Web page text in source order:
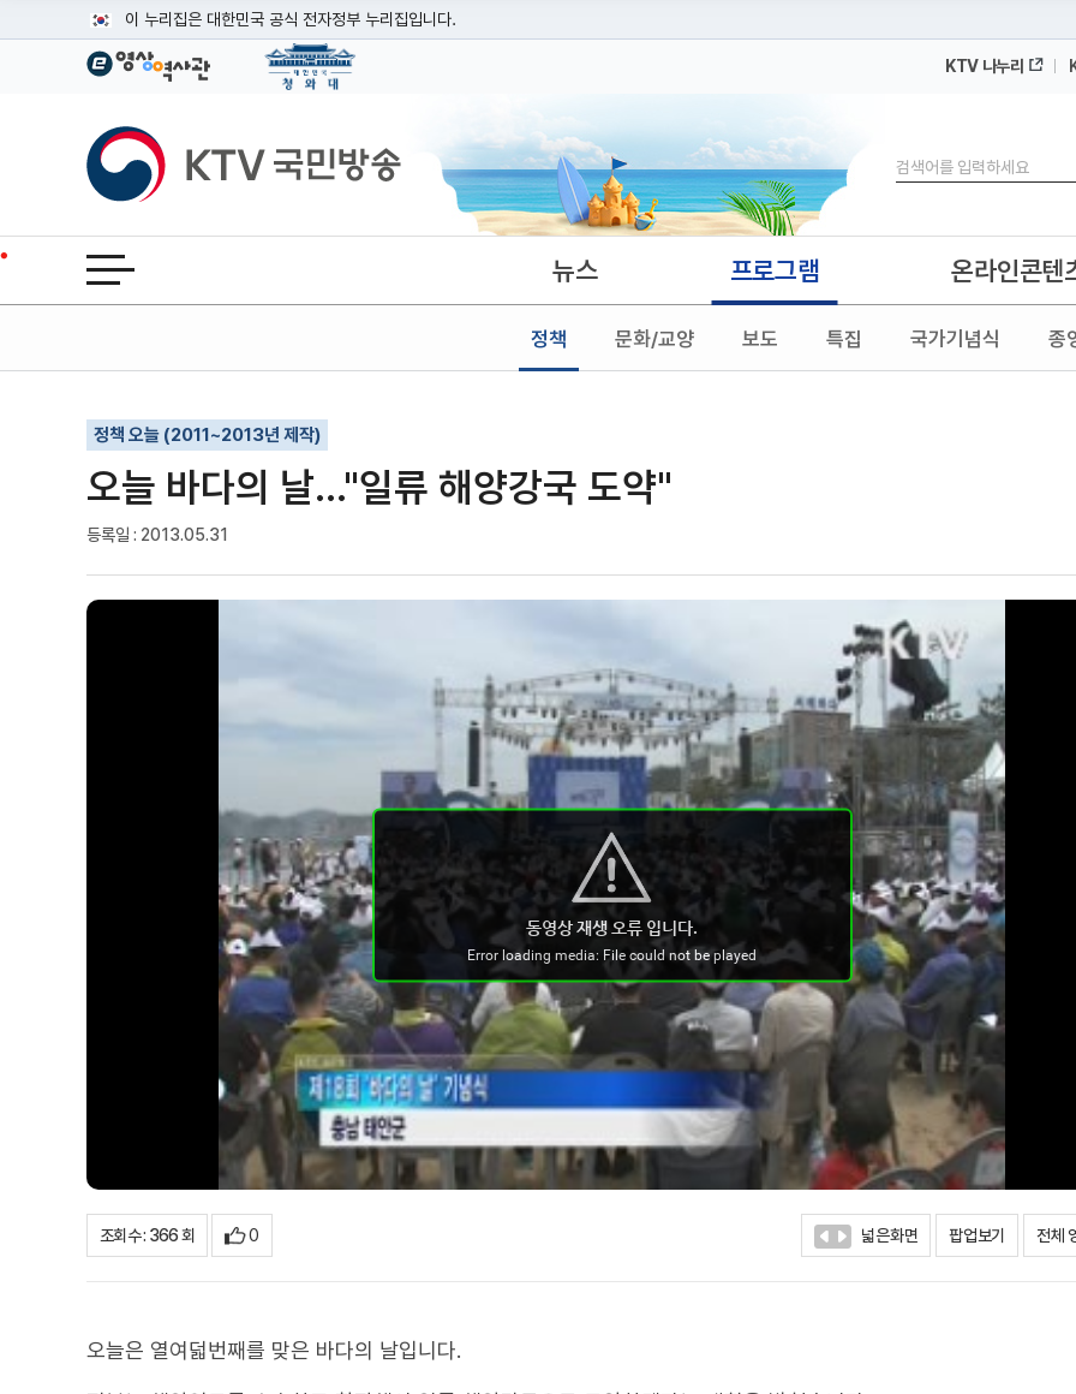
이 누리집은 대한민국 공식 전자정부 누리집입니다.
공식 누리집 주소 확인하기
이밖에 or.kr 또는 .kr등 다른 도메인 주소를 사용하고 있다면 아래 URL에서 도메인 주소를 확인해 보세요
운영중인 공식 누리집보기
KTV 나누리
KTV국민방송
검색
전체메뉴 열기 뉴스 프로그램
정책 문화/교양 보도 특집 국가기념식 종
온라인콘텐
정책 오늘 (2011~2013년 제작)
오늘 바다의 날…"일류 해양강국 도약"
등록일 : 2013.05.31
기사인쇄
글자확대
글자축소
조회수 : 366 회 0 넓은화면 팝업보기 전체
오늘은 열여덟번째를 맞은 바다의 날입니다.